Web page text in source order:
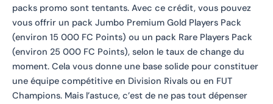
packs promo sont tentants. Avec ce crédit, vous pouvez
vous offrir un pack Jumbo Premium Gold Players Pack
(environ 15 000 FC Points) ou un pack Rare Players Pack
(environ 25 000 FC Points), selon le taux de change du
moment. Cela vous donne une base solide pour constituer
une équipe compétitive en Division Rivals ou en FUT
Champions. Mais l’astuce, c’est de ne pas tout dépenser